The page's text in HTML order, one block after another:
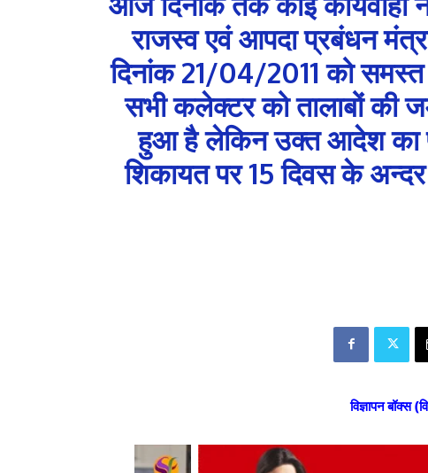
राजस्व एवं आपदा प्रबंधन
दिनांक 21/04/2011 को
सभी कलेक्टर को तालाबों की
हुआ है लेकिन उक्त आदेश का
शिकायत पर 15 दिवस के अन्दर
विज्ञापन बॉक्स